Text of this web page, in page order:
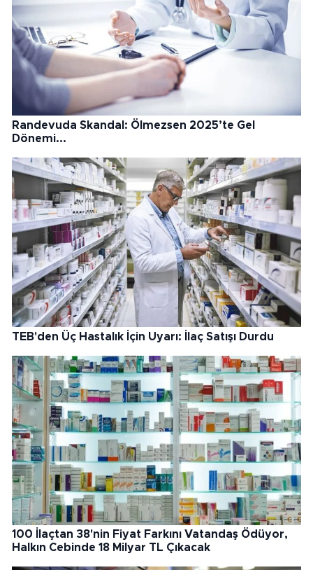
Randevuda Skandal: Ölmezsen 2025’te Gel
Dönemi...
TEB'den Üç Hastalık İçin Uyarı: İlaç Satışı Durdu
100 İlaçtan 38'nin Fiyat Farkını Vatandaş Ödüyor,
Halkın Cebinde 18 Milyar TL Çıkacak